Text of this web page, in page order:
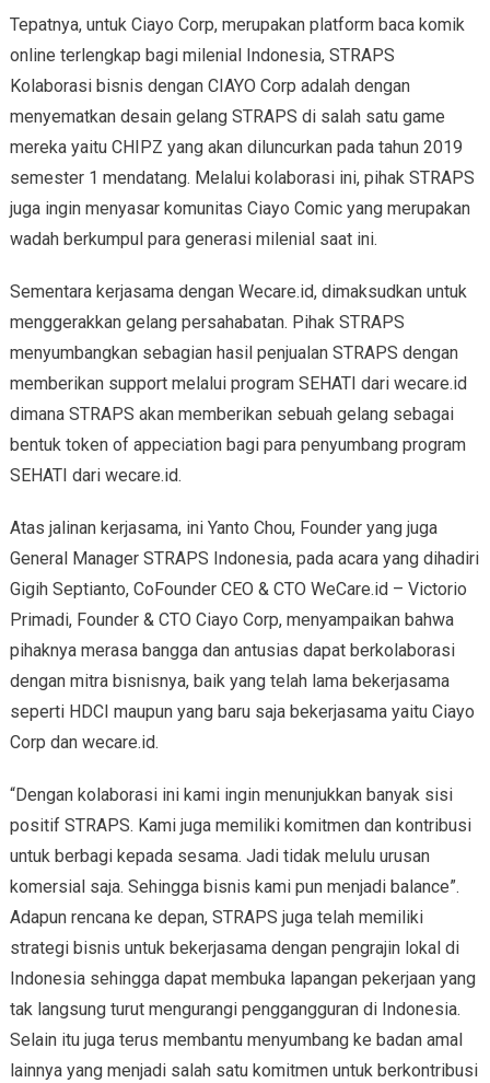
Tepatnya, untuk Ciayo Corp, merupakan platform baca komik
online terlengkap bagi milenial Indonesia, STRAPS
Kolaborasi bisnis dengan CIAYO Corp adalah dengan
menyematkan desain gelang STRAPS di salah satu game
mereka yaitu CHIPZ yang akan diluncurkan pada tahun 2019
semester 1 mendatang. Melalui kolaborasi ini, pihak STRAPS
juga ingin menyasar komunitas Ciayo Comic yang merupakan
wadah berkumpul para generasi milenial saat ini.
Sementara kerjasama dengan Wecare.id, dimaksudkan untuk
menggerakkan gelang persahabatan. Pihak STRAPS
menyumbangkan sebagian hasil penjualan STRAPS dengan
memberikan support melalui program SEHATI dari wecare.id
dimana STRAPS akan memberikan sebuah gelang sebagai
bentuk token of appeciation bagi para penyumbang program
SEHATI dari wecare.id.
Atas jalinan kerjasama, ini Yanto Chou, Founder yang juga
General Manager STRAPS Indonesia, pada acara yang dihadiri
Gigih Septianto, CoFounder CEO & CTO WeCare.id – Victorio
Primadi, Founder & CTO Ciayo Corp, menyampaikan bahwa
pihaknya merasa bangga dan antusias dapat berkolaborasi
dengan mitra bisnisnya, baik yang telah lama bekerjasama
seperti HDCI maupun yang baru saja bekerjasama yaitu Ciayo
Corp dan wecare.id.
“Dengan kolaborasi ini kami ingin menunjukkan banyak sisi
positif STRAPS. Kami juga memiliki komitmen dan kontribusi
untuk berbagi kepada sesama. Jadi tidak melulu urusan
komersial saja. Sehingga bisnis kami pun menjadi balance”.
Adapun rencana ke depan, STRAPS juga telah memiliki
strategi bisnis untuk bekerjasama dengan pengrajin lokal di
Indonesia sehingga dapat membuka lapangan pekerjaan yang
tak langsung turut mengurangi penggangguran di Indonesia.
Selain itu juga terus membantu menyumbang ke badan amal
lainnya yang menjadi salah satu komitmen untuk berkontribusi